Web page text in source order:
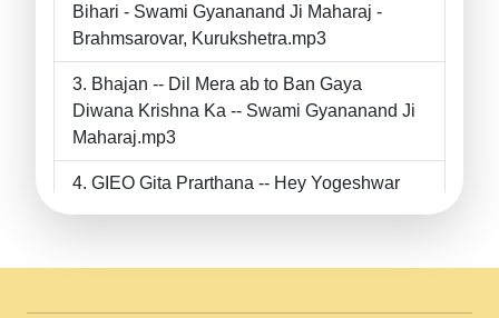
Bihari - Swami Gyananand Ji Maharaj -
Brahmsarovar, Kurukshetra.mp3
Bhajan -- Dil Mera ab to Ban Gaya
Diwana Krishna Ka -- Swami Gyananand Ji
Maharaj.mp3
GIEO Gita Prarthana -- Hey Yogeshwar
II Swami Gyananand Ji Maharaj.mp3